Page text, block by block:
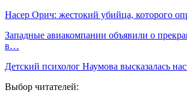
Насер Орич: жестокий убийца, которого
Западные авиакомпании объявили о
в…
Детский психолог Наумова высказалась
Выбор читателей: